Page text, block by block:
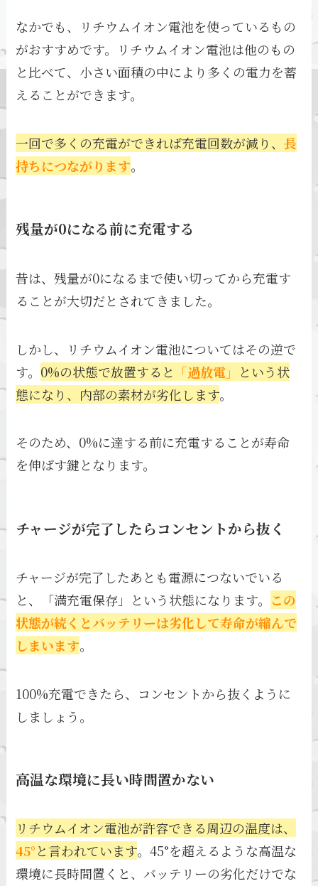
なかでも、リチウムイオン電池を使っているもの
がおすすめです。リチウムイオン電池は他のもの
と比べて、小さい面積の中により多くの電力を蓄
えることができます。
一回で多くの充電ができれば充電回数が減り、長
持ちにつながります。
残量が0になる前に充電する
昔は、残量が0になるまで使い切ってから充電す
ることが大切だとされてきました。
しかし、リチウムイオン電池についてはその逆で
す。 0%の状態で放置すると 「過放電」
という状
態になり、内部の素材が劣化します。
そのため、0%に達する前に充電することが寿命
を伸ばす鍵となります。
チャージが完了したらコンセントから抜く
チャージが完了したあとも電源につないでいる
と、「満充電保存」という状態になります。 この
状態が続くとバッテリーは劣化して寿命が縮んで
しまいます。
100%充電できたら、コンセントから抜くように
しましょう。
高温な環境に長い時間置かない
リチウムイオン電池が許容できる周辺の温度は、
45°と言われています。45°を超えるような高温な
環境に長時間置くと、バッテリーの劣化だけでな